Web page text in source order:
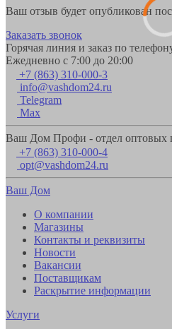
Ваш отзыв будет опубликован
Заказать звонок
Горячая линия и заказ по
Ежедневно с 7:00 до 20:00
+7 (863) 310-000-3
info@vashdom24.ru
Telegram
Max
Ваш Дом Профи - отдел оптовых
+7 (863) 310-000-4
opt@vashdom24.ru
Ваш Дом
О компании
Магазины
Контакты и реквизиты
Новости
Вакансии
Поставщикам
Раскрытие информации
Услуги